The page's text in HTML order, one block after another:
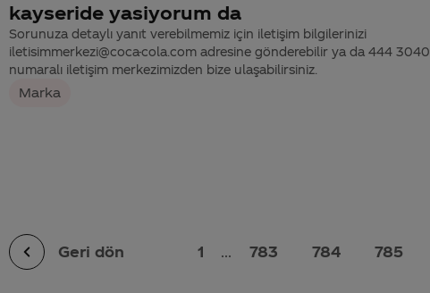
kayseride yasiyorum da
Sorunuza detaylı yanıt verebilmemiz için iletişim bilgilerinizi
iletisimmerkezi@coca-cola.com adresine gönderebilir ya da 444 3040
numaralı iletişim merkezimizden bize ulaşabilirsiniz.
Marka
Geri dön 1 ... 783 784 785